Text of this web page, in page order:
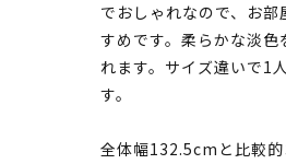
でおしゃれなので、お
すめです。柔らかな淡
れます。サイズ違いで1
す。
全体幅132.5cmと比較